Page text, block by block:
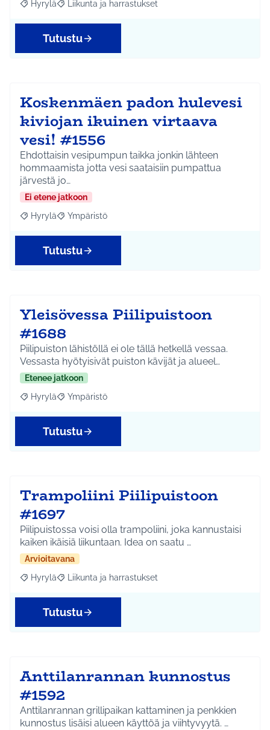
Rajaa tulokset aihepiirin mukaan: Hyrylä
Hyrylä Rajaa tulokset teeman mukaan: Liikunta ja
Liikunta ja harrastukset
Tutustu
Koskenmäen padon hulevesi
kiviojan ikuinen virtaava
vesi! #1556
Ehdottaisin vesipumpun taikka jonkin lähteen
hommaamista jotta vesi saataisiin pumpattua
järvestä jo…
Ei etene jatkoon
Rajaa tulokset aihepiirin mukaan: Hyrylä
Hyrylä Rajaa tulokset teeman mukaan: Ympäristö
Ympäristö
Tutustu
Yleisövessa Piilipuistoon
#1688
Piilipuiston lähistöllä ei ole tällä hetkellä vessaa.
Vessasta hyötyisivät puiston kävijät ja alueel…
Etenee jatkoon
Rajaa tulokset aihepiirin mukaan: Hyrylä
Hyrylä Rajaa tulokset teeman mukaan: Ympäristö
Ympäristö
Tutustu
Trampoliini Piilipuistoon
#1697
Piilipuistossa voisi olla trampoliini, joka kannustaisi
kaiken ikäisiä liikuntaan. Idea on saatu …
Arvioitavana
Rajaa tulokset aihepiirin mukaan: Hyrylä
Hyrylä Rajaa tulokset teeman mukaan: Liikunta ja
Liikunta ja harrastukset
Tutustu
Anttilanrannan kunnostus
#1592
Anttilanrannan grillipaikan kattaminen ja penkkien
kunnostus lisäisi alueen käyttöä ja viihtyvyytä. …